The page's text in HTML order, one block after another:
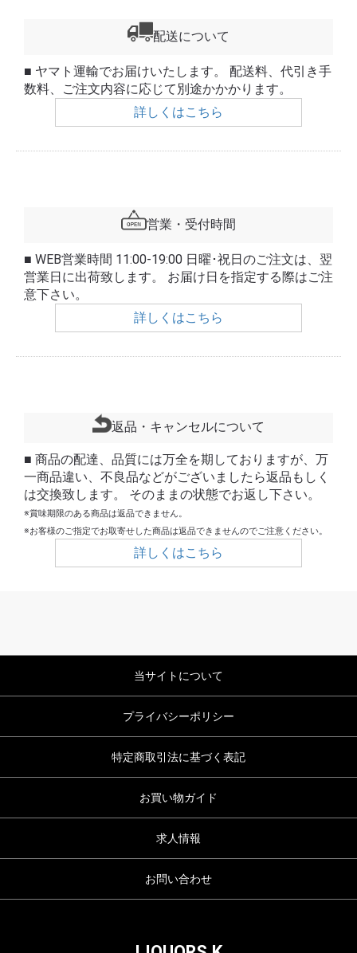
配送について
■ ヤマト運輸でお届けいたします。 配送料、代引き手
数料、ご注文内容に応じて別途かかかります。
詳しくはこちら
営業・受付時間
■ WEB営業時間 11:00-19:00 日曜･祝日のご注文は、翌
営業日に出荷致します。 お届け日を指定する際はご注
意下さい。
詳しくはこちら
返品・キャンセルについて
■ 商品の配達、品質には万全を期しておりますが、万
一商品違い、不良品などがございましたら返品もしく
は交換致します。 そのままの状態でお返し下さい。
※賞味期限のある商品は返品できません。
※お客様のご指定でお取寄せした商品は返品できませんのでご注意ください。
詳しくはこちら
当サイトについて
プライバシーポリシー
特定商取引法に基づく表記
お買い物ガイド
求人情報
お問い合わせ